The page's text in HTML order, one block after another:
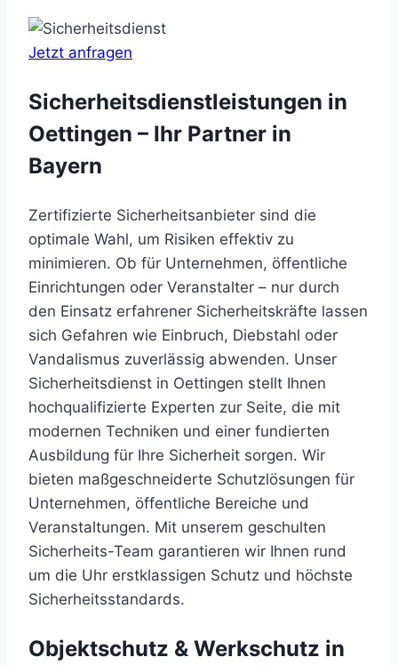
Jetzt anfragen
Sicherheitsdienstleistungen in
Oettingen – Ihr Partner in
Bayern
Zertifizierte Sicherheitsanbieter sind die
optimale Wahl, um Risiken effektiv zu
minimieren. Ob für Unternehmen, öffentliche
Einrichtungen oder Veranstalter – nur durch
den Einsatz erfahrener Sicherheitskräfte lassen
sich Gefahren wie Einbruch, Diebstahl oder
Vandalismus zuverlässig abwenden. Unser
Sicherheitsdienst in Oettingen stellt Ihnen
hochqualifizierte Experten zur Seite, die mit
modernen Techniken und einer fundierten
Ausbildung für Ihre Sicherheit sorgen. Wir
bieten maßgeschneiderte Schutzlösungen für
Unternehmen, öffentliche Bereiche und
Veranstaltungen. Mit unserem geschulten
Sicherheits-Team garantieren wir Ihnen rund
um die Uhr erstklassigen Schutz und höchste
Sicherheitsstandards.
Objektschutz & Werkschutz in